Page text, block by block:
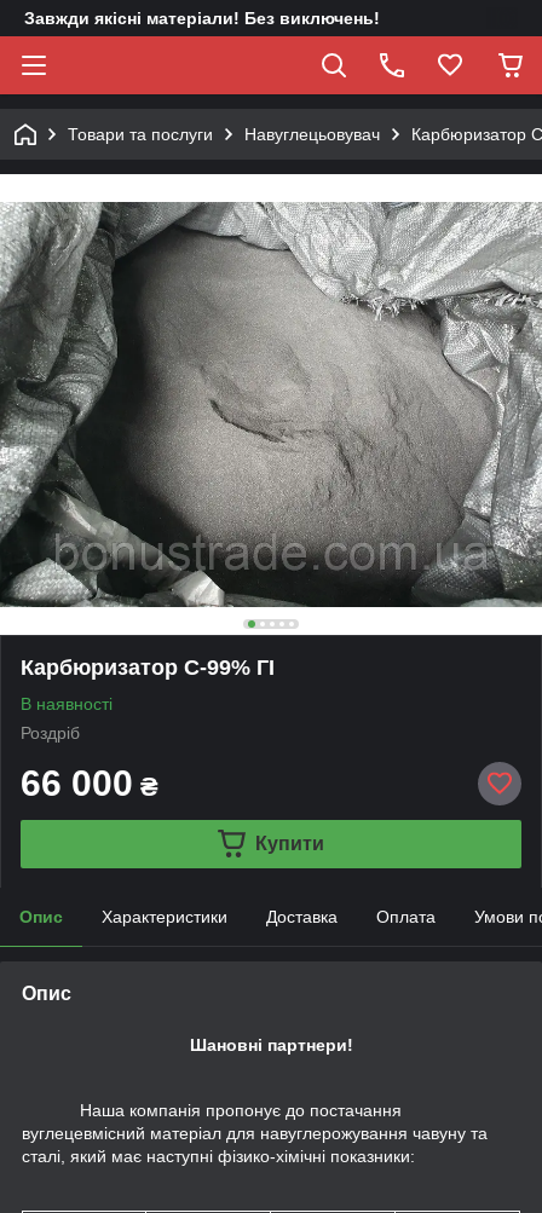
Завжди якісні матеріали! Без виключень!
Товари та послуги Навуглецьовувач Карбюризатор
Карбюризатор С-99% ГІ
В наявності
Роздріб
66 000 ₴
Купити
Опис Характеристики Доставка Оплата Умови
Опис
Шановні партнери!
Наша компанія пропонує до постачання
вуглецевмісний матеріал для навуглерожування чавуну та
сталі, який має наступні фізико-хімічні показники: